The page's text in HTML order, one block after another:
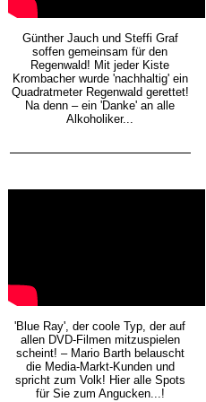
Günther Jauch und Steffi Graf
soffen gemeinsam für den
Regenwald! Mit jeder Kiste
Krombacher wurde 'nachhaltig' ein
Quadratmeter Regenwald gerettet!
Na denn – ein 'Danke' an alle
Alkoholiker...
'Blue Ray', der coole Typ, der auf
allen DVD-Filmen mitzuspielen
scheint! – Mario Barth belauscht
die Media-Markt-Kunden und
spricht zum Volk! Hier alle Spots
für Sie zum Angucken...!